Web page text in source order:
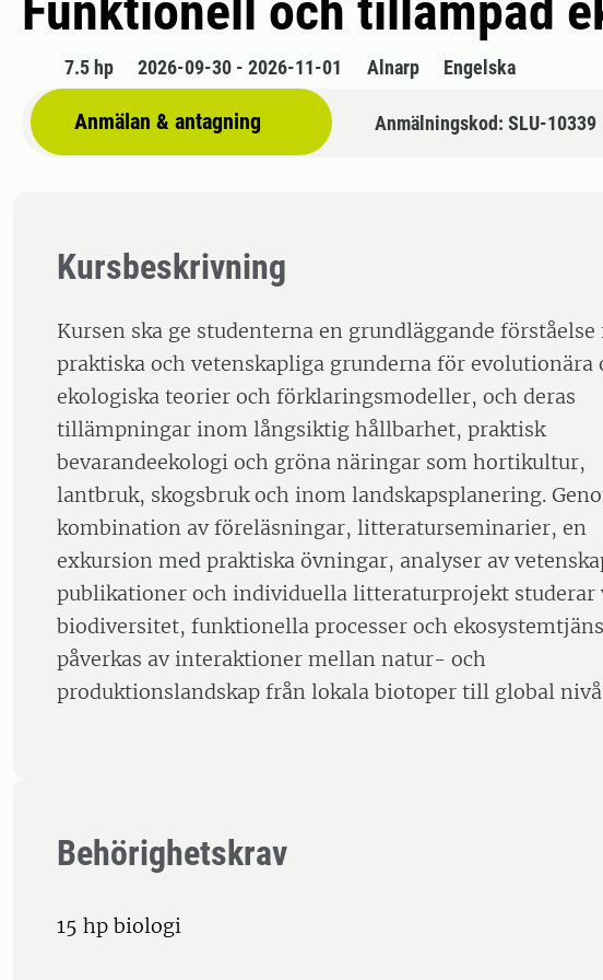
7.5 hp 2026-09-30 - 2026-11-01 Alnarp Engelska
Anmälan & antagning Anmälningskod: SLU-10339
Kursbeskrivning
Kursen ska ge studenterna en grundläggande förståelse
praktiska och vetenskapliga grunderna för evolutionära
ekologiska teorier och förklaringsmodeller, och deras
tillämpningar inom långsiktig hållbarhet, praktisk
bevarandeekologi och gröna näringar som hortikultur,
lantbruk, skogsbruk och inom landskapsplanering.
kombination av föreläsningar, litteraturseminarier, en
exkursion med praktiska övningar, analyser av
publikationer och individuella litteraturprojekt studerar
biodiversitet, funktionella processer och
påverkas av interaktioner mellan natur- och
produktionslandskap från lokala biotoper till global
Behörighetskrav
15 hp biologi